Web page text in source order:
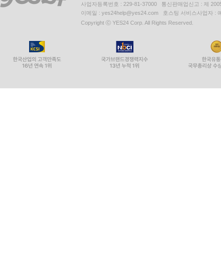
사업자등록번호 : 229-81-37000 통신판매업신고 : 제
이메일 : yes24help@yes24.com 호스팅 서비스사업자 :
Copyright ⓒ YES24 Corp. All Rights Reserved.